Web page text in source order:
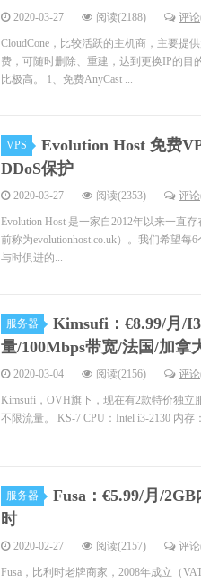
2020-03-27 阅读(2188) 评
CloudCone，比较活跃的主机商，主要提
费，可随时删除、重建，达到更换IP的目
比极高。 1、免费AnyCast ...
VPS
Evolution Host 免费
DDoS保护
2020-03-27 阅读(2353) 评
Evolution Host 是一家自2012年以来一直
前称为evolutionhost.co.uk）。我们希望
与时俱进的...
服务器
Kimsufi：€8.99/月/
量/100Mbps带宽/法国/加拿
2020-03-04 阅读(2156) 评
Kimsufi，OVH旗下，现在有2款特价独立
不限流量。 KS-7 CPU：Intel i3-2130 内
服务器
Fusa：€5.99/月/
时
2020-02-27 阅读(2157) 评
Fusa，比利时老牌商家，2008年成立（